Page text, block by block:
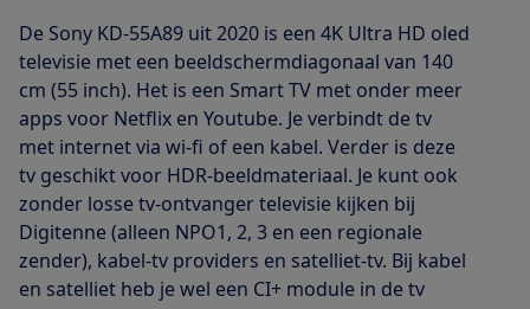
De Sony KD-55A89 uit 2020 is een 4K Ultra HD oled
televisie met een beeldschermdiagonaal van 140
cm (55 inch). Het is een Smart TV met onder meer
apps voor Netflix en Youtube. Je verbindt de tv
met internet via wi-fi of een kabel. Verder is deze
tv geschikt voor HDR-beeldmateriaal. Je kunt ook
zonder losse tv-ontvanger televisie kijken bij
Digitenne (alleen NPO1, 2, 3 en een regionale
zender), kabel-tv providers en satelliet-tv. Bij kabel
en satelliet heb je wel een CI+ module in de tv